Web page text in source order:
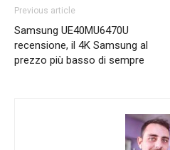
Previous article
Samsung UE40MU6470U
recensione, il 4K Samsung al
prezzo più basso di sempre